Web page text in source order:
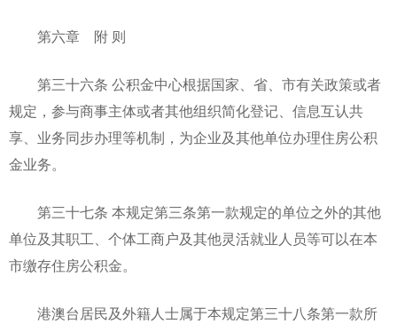
第六章 附 则
第三十六条 公积金中心根据国家、省、市有关政策或者
规定，参与商事主体或者其他组织简化登记、信息互认共
享、业务同步办理等机制，为企业及其他单位办理住房公积
金业务。
第三十七条 本规定第三条第一款规定的单位之外的其他
单位及其职工、个体工商户及其他灵活就业人员等可以在本
市缴存住房公积金。
港澳台居民及外籍人士属于本规定第三十八条第一款所